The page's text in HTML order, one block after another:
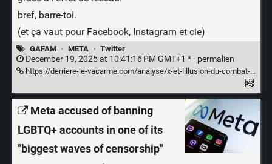
bref, barre-toi.
(et ça vaut pour Facebook, Instagram et cie)
GAFAM · META · Twitter
December 19, 2025 at 10:41:16 PM GMT+1 * · permalien
https://derriere-le-vacarme.com/analyse/x-et-lillusion-du-combat-en-terrain-hostile/
Meta accused of banning
LGBTQ+ accounts in one of its
"biggest waves of censorship"